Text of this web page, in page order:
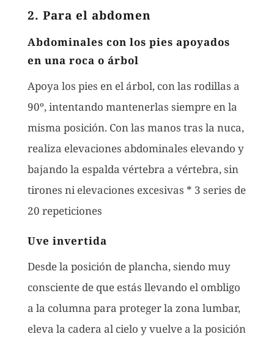
2. Para el abdomen
Abdominales con los pies apoyados
en una roca o árbol
Apoya los pies en el árbol, con las rodillas a
90º, intentando mantenerlas siempre en la
misma posición. Con las manos tras la nuca,
realiza elevaciones abdominales elevando y
bajando la espalda vértebra a vértebra, sin
tirones ni elevaciones excesivas * 3 series de
20 repeticiones
Uve invertida
Desde la posición de plancha, siendo muy
consciente de que estás llevando el ombligo
a la columna para proteger la zona lumbar,
eleva la cadera al cielo y vuelve a la posición